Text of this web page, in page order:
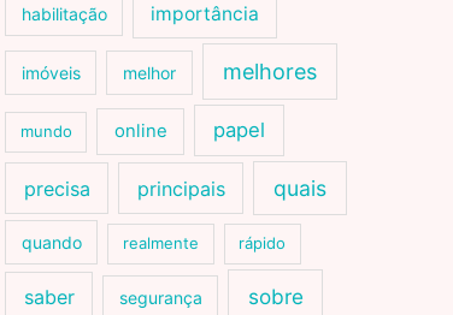
habilitação importância
imóveis melhor melhores
mundo online papel
precisa principais quais
quando realmente rápido
saber segurança sobre